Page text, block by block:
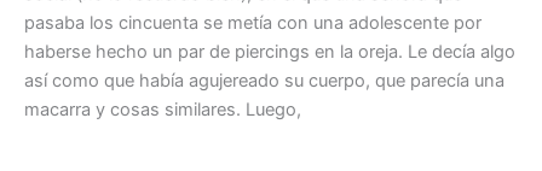
pasaba los cincuenta se metía con una adolescente por
haberse hecho un par de piercings en la oreja. Le decía algo
así como que había agujereado su cuerpo, que parecía una
macarra y cosas similares. Luego,